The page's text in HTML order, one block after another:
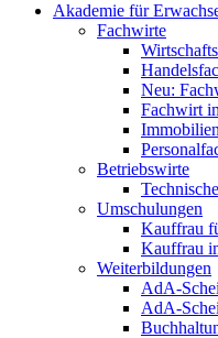
Akademie für
Fachwirte
Neu:
Fachwirt
Betriebswirte
Umschulungen
Kauffrau
Kauffrau
Weiterbildungen
AdA-
AdA-